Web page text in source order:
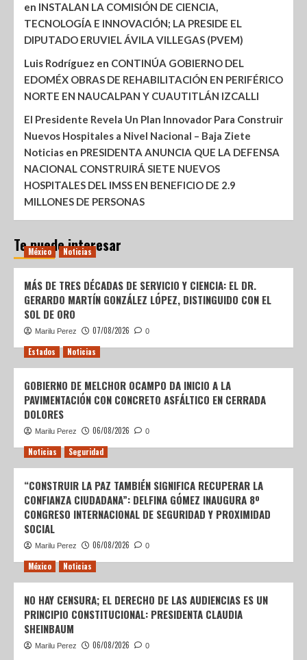
en INSTALAN LA COMISIÓN DE CIENCIA,
TECNOLOGÍA E INNOVACIÓN; LA PRESIDE EL
DIPUTADO ERUVIEL ÁVILA VILLEGAS (PVEM)
Luis Rodríguez en CONTINÚA GOBIERNO DEL
EDOMÉX OBRAS DE REHABILITACIÓN EN PERIFÉRICO
NORTE EN NAUCALPAN Y CUAUTITLÁN IZCALLI
El Presidente Revela Un Plan Innovador Para Construir
Nuevos Hospitales a Nivel Nacional – Baja Ziete
Noticias en PRESIDENTA ANUNCIA QUE LA DEFENSA
NACIONAL CONSTRUIRÁ SIETE NUEVOS
HOSPITALES DEL IMSS EN BENEFICIO DE 2.9
MILLONES DE PERSONAS
Te puede interesar
México Noticias
MÁS DE TRES DÉCADAS DE SERVICIO Y CIENCIA: EL DR.
GERARDO MARTÍN GONZÁLEZ LÓPEZ, DISTINGUIDO CON EL
SOL DE ORO
Marilu Perez 07/08/2026 0
Estados Noticias
GOBIERNO DE MELCHOR OCAMPO DA INICIO A LA
PAVIMENTACIÓN CON CONCRETO ASFÁLTICO EN CERRADA
DOLORES
Marilu Perez 06/08/2026 0
Noticias Seguridad
“CONSTRUIR LA PAZ TAMBIÉN SIGNIFICA RECUPERAR LA
CONFIANZA CIUDADANA”: DELFINA GÓMEZ INAUGURA 8º
CONGRESO INTERNACIONAL DE SEGURIDAD Y PROXIMIDAD
SOCIAL
Marilu Perez 06/08/2026 0
México Noticias
NO HAY CENSURA; EL DERECHO DE LAS AUDIENCIAS ES UN
PRINCIPIO CONSTITUCIONAL: PRESIDENTA CLAUDIA
SHEINBAUM
Marilu Perez 06/08/2026 0